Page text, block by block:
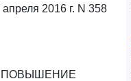
апреля 2016 г. N 358